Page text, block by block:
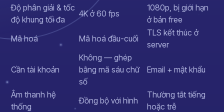
Độ phân giải & tốc
độ khung tối đa
4K ở 60 fps
1080p, bị giới hạn
ở bản free
Mã hoá
Mã hoá đầu-cuối
TLS kết thúc ở
server
Cần tài khoản
Không — ghép
bằng mã sáu chữ
số
Email + mật khẩu
Âm thanh hệ
thống
Đồng bộ với hình
Thường tắt tiếng
hoặc trễ